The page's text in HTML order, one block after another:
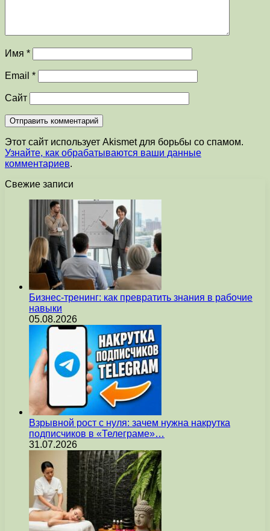
Имя *
Email *
Сайт
Этот сайт использует Akismet для борьбы со спамом.
Узнайте, как обрабатываются ваши данные
комментариев.
Свежие записи
Бизнес-тренинг: как превратить знания в рабочие
навыки
05.08.2026
Взрывной рост с нуля: зачем нужна накрутка
подписчиков в «Телеграме»…
31.07.2026